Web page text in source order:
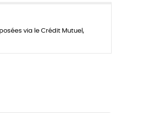
via le Crédit Mutuel,